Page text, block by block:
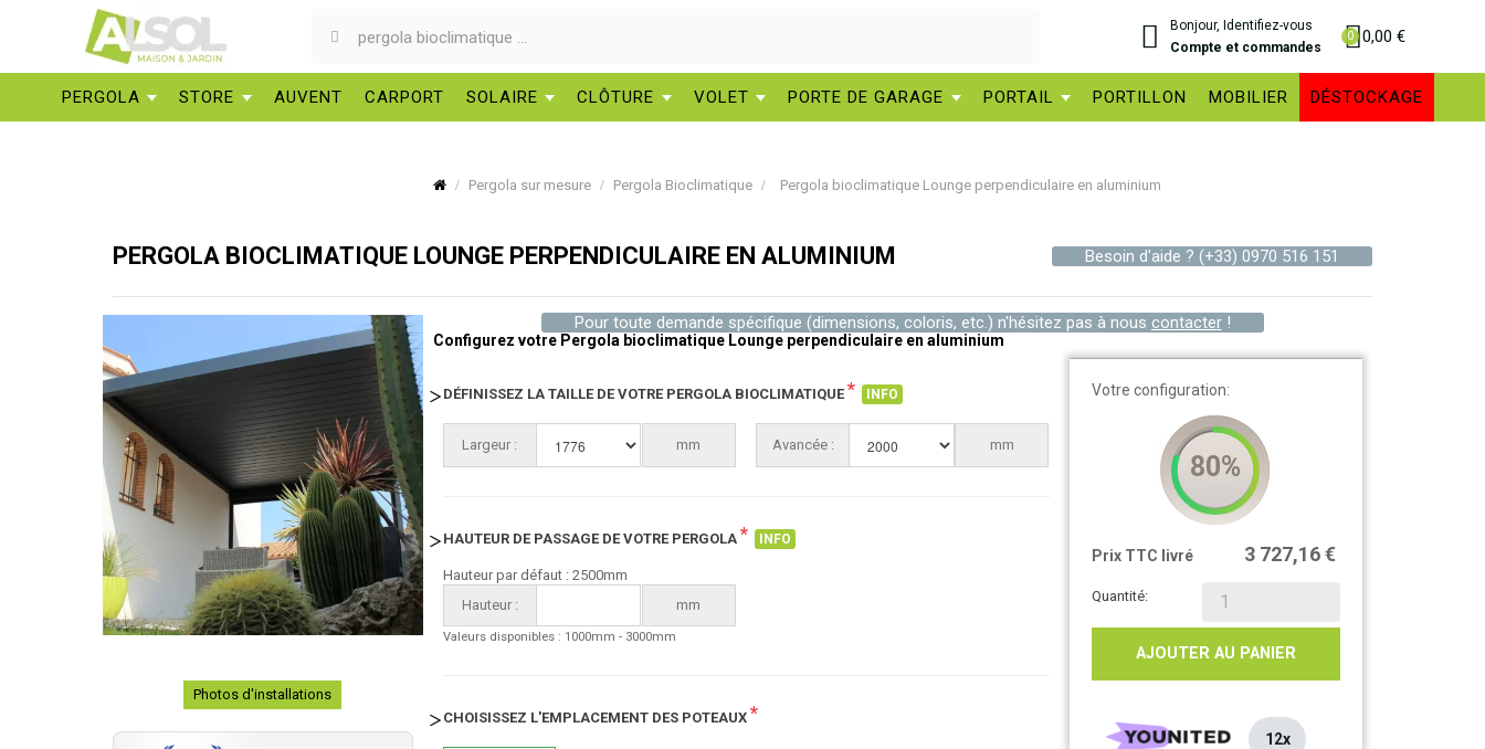
Bonjour, Identifiez-vous
Compte et commandes
0,00 €
PERGOLA STORE AUVENT CARPORT SOLAIRE CLÔTURE VOLET PORTE DE GARAGE PORTAIL PORTILLON MOBILIER DÉSTOCKAGE
Pergola sur mesure Pergola Bioclimatique Pergola bioclimatique Lounge perpendiculaire en aluminium
PERGOLA BIOCLIMATIQUE LOUNGE PERPENDICULAIRE EN ALUMINIUM Besoin d'aide ? (+33) 0970 516 151
Photos d'installations
Pour toute demande spécifique (dimensions, coloris, etc.) n'hésitez pas à nous contacter!
Configurez votre Pergola bioclimatique Lounge perpendiculaire en aluminium
DÉFINISSEZ LA TAILLE DE VOTRE PERGOLA BIOCLIMATIQUE* INFO
Largeur : 1776 mm Avancée : 2000 mm
HAUTEUR DE PASSAGE DE VOTRE PERGOLA * INFO
Hauteur par défaut : 2500mm
Hauteur :
mm
Valeurs disponibles : 1000mm - 3000mm
CHOISISSEZ L'EMPLACEMENT DES POTEAUX *
Votre configuration:
80%
Prix TTC livré 3 727,16 €
Quantité:
AJOUTER AU PANIER
12x